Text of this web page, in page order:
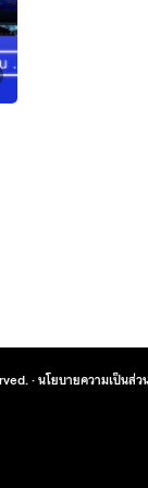
·นโยบายความเป็นส่ว